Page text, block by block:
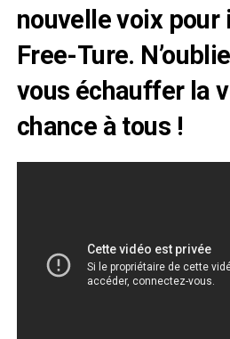
nouvelle voix pour
Free-Ture.
vous échauffer la
chance à tous !